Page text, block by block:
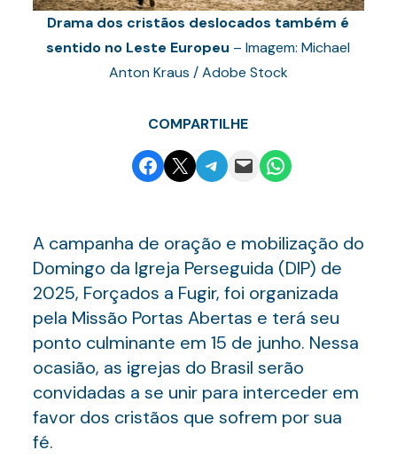
Drama dos cristãos deslocados também é
sentido no Leste Europeu – Imagem: Michael
Anton Kraus / Adobe Stock
COMPARTILHE
Share on Facebook
Email this PageShare on Telegram
Email this PageShare on WhatsApp
A campanha de oração e mobilização do
Domingo da Igreja Perseguida (DIP) de
2025, Forçados a Fugir, foi organizada
pela Missão Portas Abertas e terá seu
ponto culminante em 15 de junho. Nessa
ocasião, as igrejas do Brasil serão
convidadas a se unir para interceder em
favor dos cristãos que sofrem por sua
fé.